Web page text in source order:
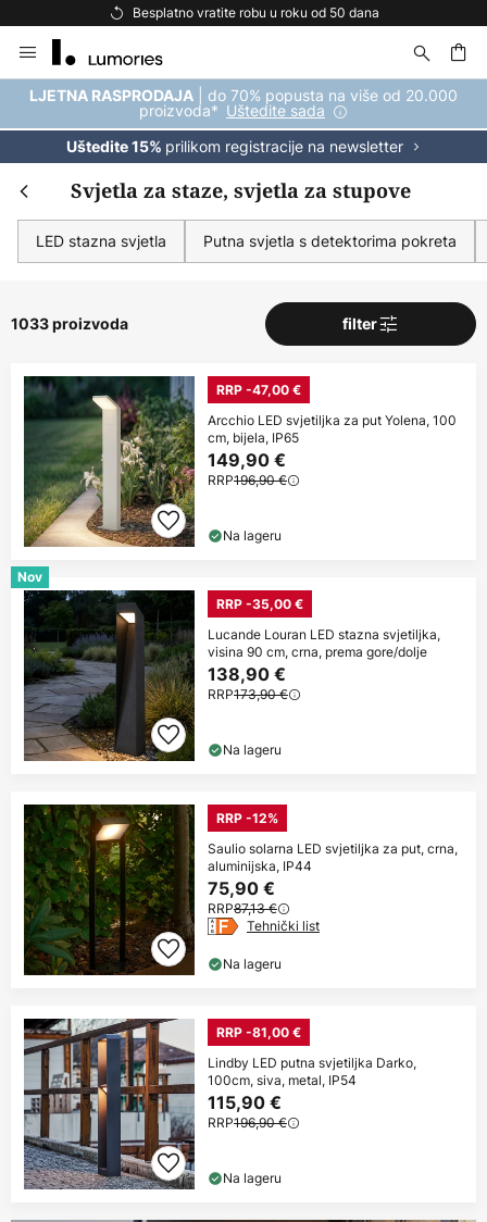
Besplatna dostava za kupnju iznad 69 €
to
Content
LJETNA RASPRODAJA | do 70% popusta na više od 20.000
proizvoda* Uštedite sada
Uštedite 15% prilikom registracije na newsletter
Svjetla za staze, svjetla za stupove
LED stazna svjetla Putna svjetla s detektorima pokreta
1033 proizvoda filter
RRP -47,00 €
Arcchio LED svjetiljka za put Yolena, 100
cm, bijela, IP65
149,90 €
RRP196,90 €
Na lageru
Nov
RRP -35,00 €
Lucande Louran LED stazna svjetiljka,
visina 90 cm, crna, prema gore/dolje
138,90 €
RRP173,90 €
Na lageru
RRP -12%
Saulio solarna LED svjetiljka za put, crna,
aluminijska, IP44
75,90 €
RRP87,13 €
Tehnički list
Na lageru
RRP -81,00 €
Lindby LED putna svjetiljka Darko,
100cm, siva, metal, IP54
115,90 €
RRP196,90 €
Na lageru